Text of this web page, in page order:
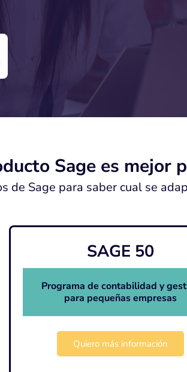
Sage es mejor
de Sage para saber cual se
SAGE 50
Programa de contabilidad y
para pequeñas empresas
Quiero más información